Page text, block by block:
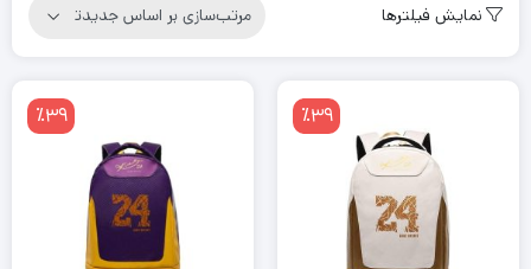
اساس
نمایش فیلترها
٪39 ٪39